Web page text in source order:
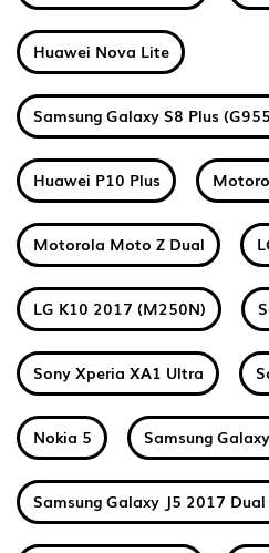
Huawei Nova Lite
Samsung Galaxy S8 Plus
Huawei P10 Plus
Motorola Moto Z Dual
LG K10 2017 (M250N)
Sony Xperia XA1 Ultra
Nokia 5 Samsung
Samsung Galaxy J5 2017